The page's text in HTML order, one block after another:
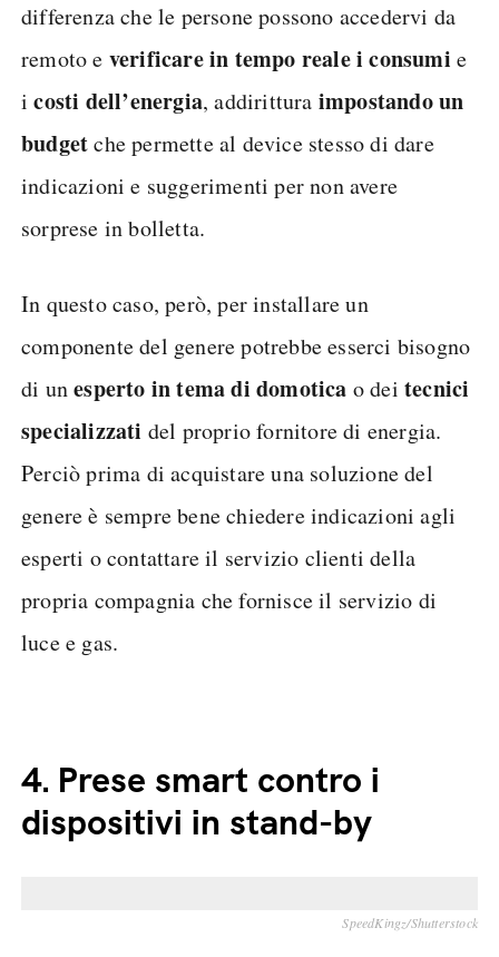
differenza che le persone possono accedervi da
remoto e verificare in tempo reale i consumi e
icosti dell’energia, addirittura impostando un
budgetche permette al device stesso di dare
indicazioni e suggerimenti per non avere
sorprese in bolletta.
In questo caso, però, per installare un
componente del genere potrebbe esserci bisogno
di unesperto in tema di domotica o deitecnici
specializzati del proprio fornitore di energia.
Perciò prima di acquistare una soluzione del
genere è sempre bene chiedere indicazioni agli
esperti o contattare il servizio clienti della
propria compagnia che fornisce il servizio di
luce e gas.
4. Prese smart contro i
dispositivi in stand-by
SpeedKingz/Shutterstock